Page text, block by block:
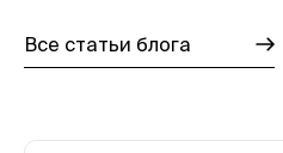
Все статьи блога